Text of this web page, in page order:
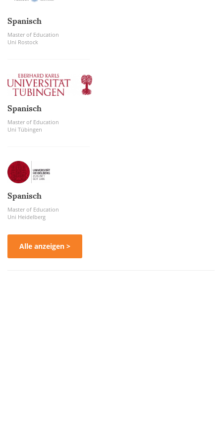
Spanisch
Master of Education
Uni Rostock
Spanisch
Master of Education
Uni Tübingen
Spanisch
Master of Education
Uni Heidelberg
Alle anzeigen >